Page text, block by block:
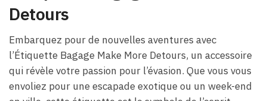
Detours
Embarquez pour de nouvelles aventures avec
l’Étiquette Bagage Make More Detours, un accessoire
qui révèle votre passion pour l’évasion. Que vous vous
envoliez pour une escapade exotique ou un week-end